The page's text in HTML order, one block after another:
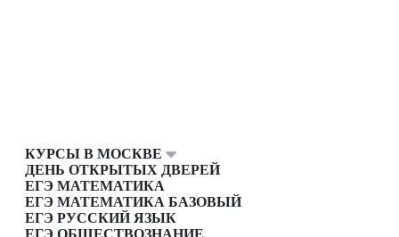
КУРСЫ В МОСКВЕ
ДЕНЬ ОТКРЫТЫХ ДВЕРЕЙ
ЕГЭ МАТЕМАТИКА
ЕГЭ МАТЕМАТИКА БАЗОВЫЙ
ЕГЭ РУССКИЙ ЯЗЫК